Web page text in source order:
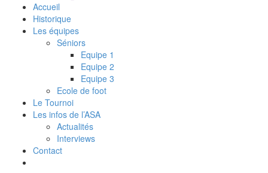
Accueil
Historique
Les équipes
Séniors
Equipe 1
Equipe 2
Equipe 3
Ecole de foot
Le Tournoi
Les infos de l’ASA
Actualités
Interviews
Contact